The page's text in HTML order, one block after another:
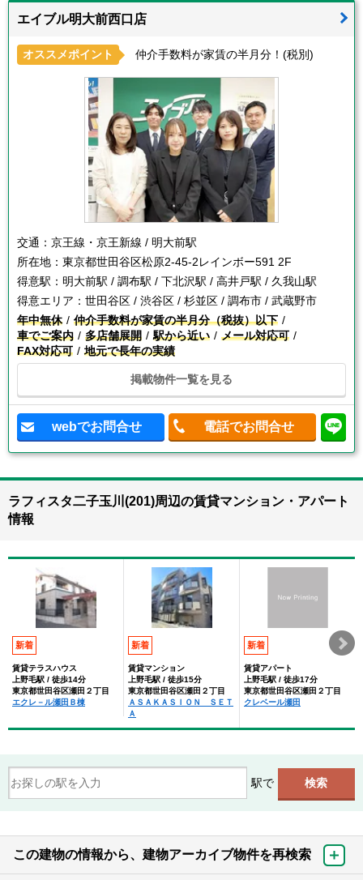
エイブル明大前西口店
オススメポイント 仲介手数料が家賃の半月分！(税別)
交通： 京王線・京王新線 / 明大前駅
所在地： 東京都世田谷区松原2-45-2レインボー591 2F
得意駅： 明大前駅 / 調布駅 / 下北沢駅 / 高井戸駅 / 久我山駅
得意エリア： 世田谷区 / 渋谷区 / 杉並区 / 調布市 / 武蔵野市
年中無休
仲介手数料が家賃の半月分（税抜）以下
車でご案内
多店舗展開 駅から近い
メール対応可
FAX対応可
地元で長年の実績
掲載物件一覧を見る
webでお問合せ 電話でお問合せ
ラフィスタ二子玉川(201)周辺の賃貸マンション・アパート
情報
新着
賃貸テラスハウス
上野毛駅 / 徒歩14分
東京都世田谷区瀬田２丁目
エクレ－ル瀬田Ｂ棟
新着
賃貸マンション
上野毛駅 / 徒歩15分
東京都世田谷区瀬田２丁目
ＡＳＡＫＡＳＩＯＮ ＳＥＴ
Ａ
新着
賃貸アパート
上野毛駅 / 徒歩17分
東京都世田谷区瀬田２丁目
クレベール瀬田
駅で
この建物の情報から、建物アーカイブ物件を再検索